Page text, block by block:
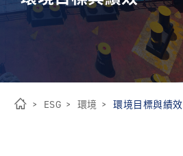
ESG 環境 環境目標與績效